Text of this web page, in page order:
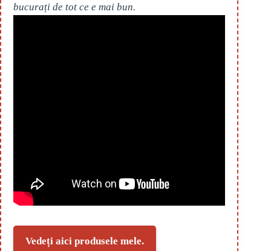
bucurați de tot ce e mai bun.
Vedeți aici produsele mele.